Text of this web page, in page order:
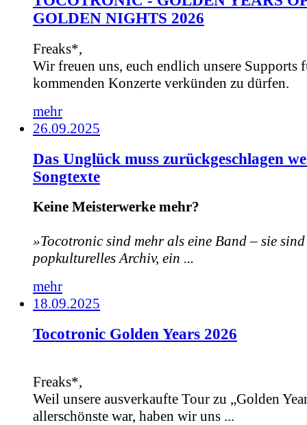
GOLDEN NIGHTS 2026
Freaks*,
Wir freuen uns, euch endlich unsere Supports
kommenden Konzerte verkünden zu dürfen.
mehr
26.09.2025
Das Unglück muss zurückgeschlagen
Songtexte
Keine Meisterwerke mehr?
»Tocotronic sind mehr als eine Band – sie
popkulturelles Archiv, ein ...
mehr
18.09.2025
Tocotronic Golden Years 2026
Freaks*,
Weil unsere ausverkaufte Tour zu „Golden
allerschönste war, haben wir uns ...